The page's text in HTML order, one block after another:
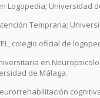
Logopedia; Universidad
Temprana;
colegio oficial de
en
de Málaga.